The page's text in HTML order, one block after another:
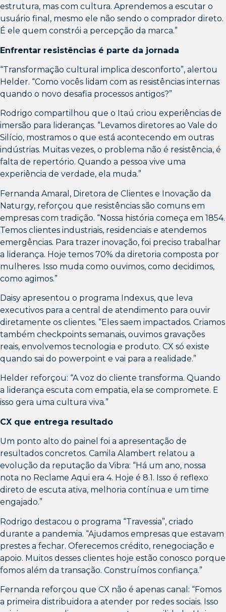
estrutura, mas com cultura. Aprendemos a escutar o
usuário final, mesmo ele não sendo o comprador direto.
É ele quem constrói a percepção da marca.”
Enfrentar resistências é parte da jornada
“Transformação cultural implica desconforto”, alertou
Helder. “Como vocês lidam com as resistências internas
quando o novo desafia processos antigos?”
Rodrigo compartilhou que o Itaú criou experiências de
imersão para lideranças. “Levamos diretores ao Vale do
Silício, mostramos o que está acontecendo em outras
indústrias. Muitas vezes, o problema não é resistência, é
falta de repertório. Quando a pessoa vive uma
experiência de verdade, ela muda.”
Fernanda Amaral, Diretora de Clientes e Inovação da
Naturgy, reforçou que resistências são comuns em
empresas com tradição. “Nossa história começa em 1854.
Temos clientes industriais, residenciais e atendemos
emergências. Para trazer inovação, foi preciso trabalhar
a liderança. Hoje temos 70% da diretoria composta por
mulheres. Isso muda como ouvimos, como decidimos,
como agimos.”
Daisy apresentou o programa Indexus, que leva
executivos para a central de atendimento para ouvir
diretamente os clientes. “Eles saem impactados. Criamos
também checkpoints semanais, ouvimos gravações
reais, envolvemos tecnologia e produto. CX só existe
quando sai do powerpoint e vai para a realidade.”
Helder reforçou: “A voz do cliente transforma. Quando
a liderança escuta com empatia, ela se compromete. E
isso gera uma cultura viva.”
CX que entrega resultado
Um ponto alto do painel foi a apresentação de
resultados concretos. Camila Alambert relatou a
evolução da reputação da Vibra: “Há um ano, nossa
nota no Reclame Aqui era 4. Hoje é 8.1. Isso é reflexo
direto de escuta ativa, melhoria contínua e um time
engajado.”
Rodrigo destacou o programa “Travessia”, criado
durante a pandemia. “Ajudamos empresas que estavam
prestes a fechar. Oferecemos crédito, renegociação e
apoio. Muitos desses clientes hoje estão conosco porque
fomos além da transação. Construímos confiança.”
Fernanda reforçou que CX não é apenas canal: “Fomos
a primeira distribuidora a atender por redes sociais. Isso